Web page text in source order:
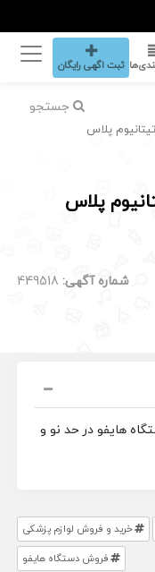
ثبت اگهی رایگان
جستجو
پلاس
پلاس
شماره آگهی: 449518
هایفودر حد نو و
خرید و فروش لوازم پزشکی
فروش دستگاه هایفو